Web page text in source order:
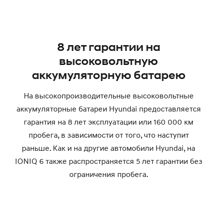
8 лет гарантии на
высоковольтную
аккумуляторную батарею
На высокопроизводительные высоковольтные
аккумуляторные батареи Hyundai предоставляется
гарантия на 8 лет эксплуатации или 160 000 км
пробега, в зависимости от того, что наступит
раньше. Как и на другие автомобили Hyundai, на
IONIQ 6 также распространяется 5 лет гарантии без
ограничения пробега.